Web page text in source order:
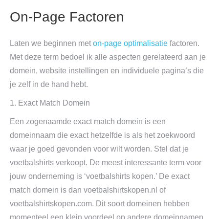
On-Page Factoren
Laten we beginnen met on-page optimalisatie factoren.
Met deze term bedoel ik alle aspecten gerelateerd aan je
domein, website instellingen en individuele pagina’s die
je zelf in de hand hebt.
1. Exact Match Domein
Een zogenaamde exact match domein is een
domeinnaam die exact hetzelfde is als het zoekwoord
waar je goed gevonden voor wilt worden. Stel dat je
voetbalshirts verkoopt. De meest interessante term voor
jouw onderneming is ‘voetbalshirts kopen.’ De exact
match domein is dan voetbalshirtskopen.nl of
voetbalshirtskopen.com. Dit soort domeinen hebben
momenteel een klein voordeel op andere domeinnamen